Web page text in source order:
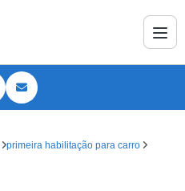
primeira habilitação para carro